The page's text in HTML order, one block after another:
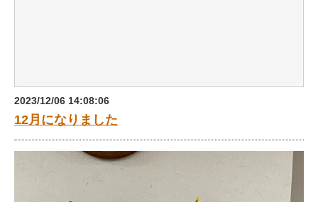
2023/12/06 14:08:06
12月になりました